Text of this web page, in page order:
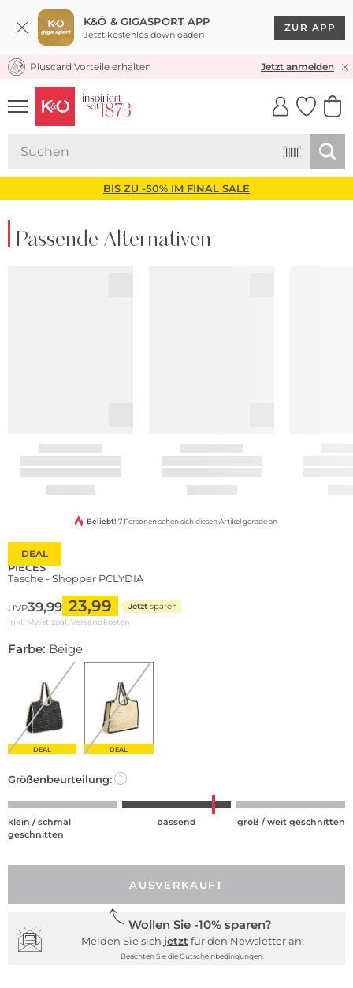
K&Ö & GIGASPORT APP
Jetzt kostenlos downloaden
ZUR APP
KOSTENLOSER VERSAND* & RÜCKVERSAND
Pluscard Vorteile erhalten Jetzt anmelden
UNSERE APP
CLICK &
BIS ZU -50% IM FINAL SALE
Passende Alternativen
DEAL
Beliebt! 7 Personen sehen sich diesen Artikel gerade an
PIECES
Tasche - Shopper PCLYDIA
UVP39,99 23,99 Jetzt sparen
inkl. Mwst zzgl. Versandkosten
Farbe: Beige
DEAL DEAL
Größenbeurteilung: ?
klein / schmal
geschnitten
passend groß / weit geschnitten
AUSVERKAUFT
Wollen Sie -10% sparen?
Melden Sie sich jetzt für den Newsletter an.
Beachten Sie die Gutscheinbedingungen.